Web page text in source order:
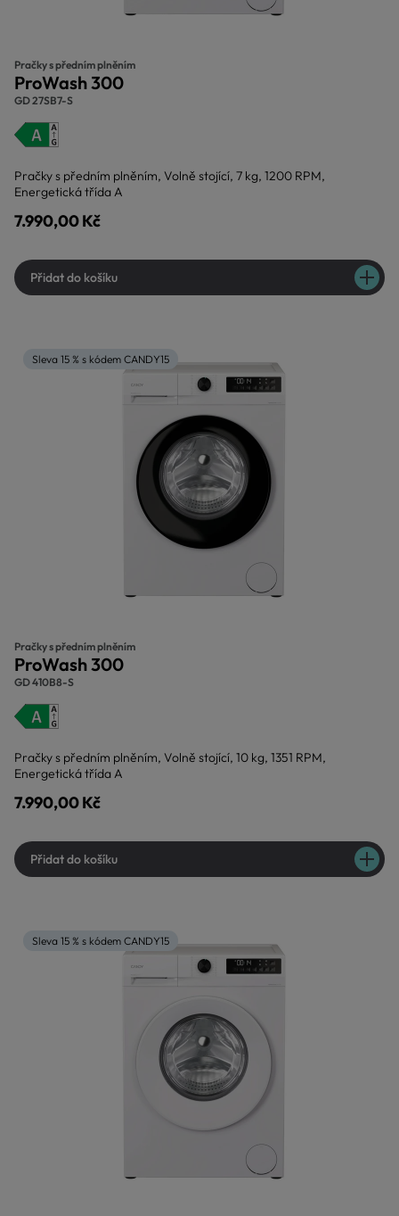
Pračky s předním plněním
ProWash 300
GD 27SB7-S
Pračky s předním plněním, Volně stojící, 7 kg, 1200 RPM,
Energetická třída A
7.990,00 Kč
Přidat do košíku
Sleva 15 % s kódem CANDY15
Pračky s předním plněním
ProWash 300
GD 410B8-S
Pračky s předním plněním, Volně stojící, 10 kg, 1351 RPM,
Energetická třída A
7.990,00 Kč
Přidat do košíku
Sleva 15 % s kódem CANDY15